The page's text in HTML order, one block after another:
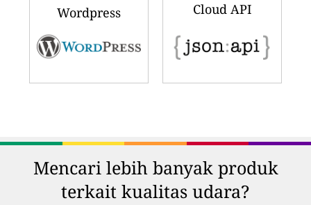
Wordpress Cloud API
Mencari lebih banyak produk
terkait kualitas udara?